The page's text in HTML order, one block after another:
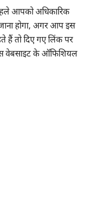
आपको अधिकारिक
होगा, अगर आप इस
हैं तो दिए गए लिंक पर
वेबसाइट के ऑफिशियल